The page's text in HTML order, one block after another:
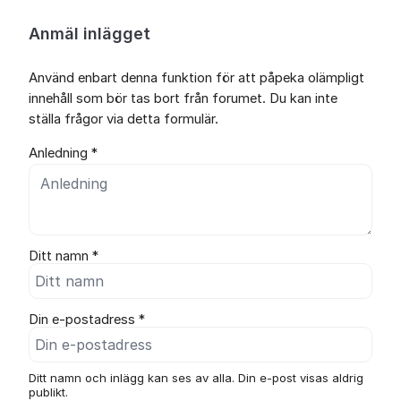
Anmäl inlägget
Använd enbart denna funktion för att påpeka olämpligt
innehåll som bör tas bort från forumet. Du kan inte
ställa frågor via detta formulär.
Anledning *
Ditt namn *
Din e-postadress *
Ditt namn och inlägg kan ses av alla. Din e-post visas aldrig
publikt.